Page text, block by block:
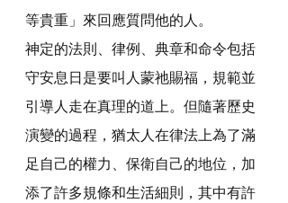
等貴重」來回應質問他的人。
神定的法則、律例、典章和命令包括
守安息日是要叫人蒙祂賜福，規範並
引導人走在真理的道上。但隨著歷史
演變的過程，猶太人在律法上為了滿
足自己的權力、保衛自己的地位，加
添了許多規條和生活細則，其中有許